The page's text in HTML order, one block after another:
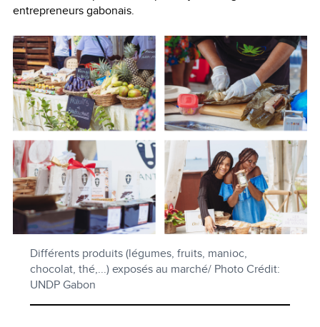
entrepreneurs gabonais.
Différents produits (légumes, fruits, manioc,
chocolat, thé,...) exposés au marché/ Photo Crédit:
UNDP Gabon